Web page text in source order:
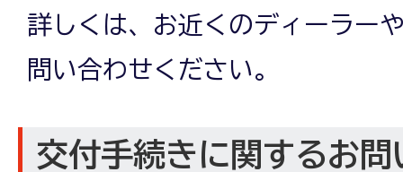
詳しくは、お近くのディーラー
問い合わせください。
交付手続きに関するお問